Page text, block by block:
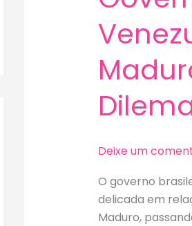
Deixe um
O governo
delicada em
Maduro,